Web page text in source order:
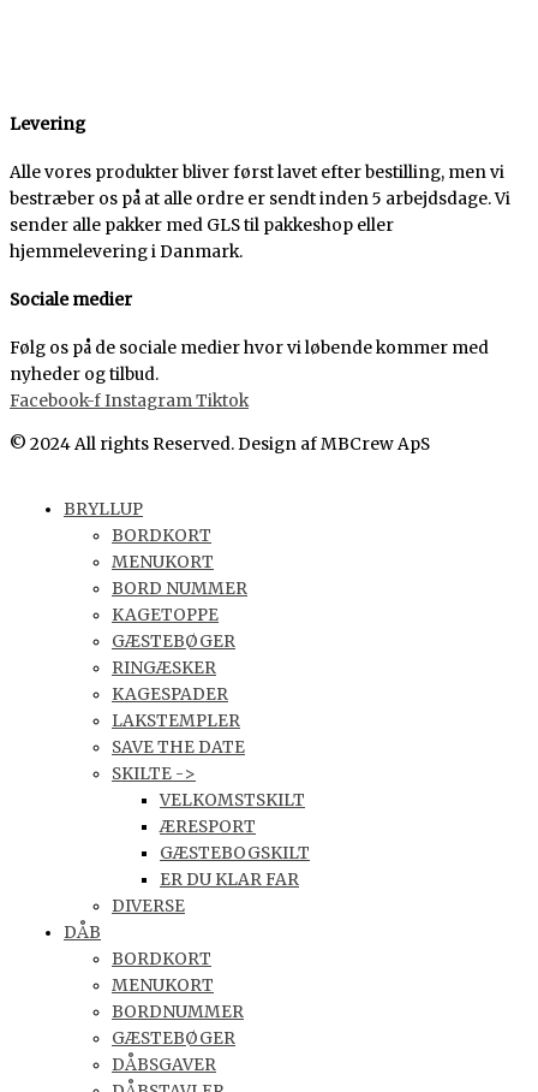
Levering
Alle vores produkter bliver først lavet efter bestilling, men vi
bestræber os på at alle ordre er sendt inden 5 arbejdsdage. Vi
sender alle pakker med GLS til pakkeshop eller
hjemmelevering i Danmark.
Sociale medier
Følg os på de sociale medier hvor vi løbende kommer med
nyheder og tilbud.
Facebook-fInstagramTiktok
© 2024 All rights Reserved. Design af MBCrew ApS
BRYLLUP
BORDKORT
MENUKORT
BORD NUMMER
KAGETOPPE
GÆSTEBØGER
RINGÆSKER
KAGESPADER
LAKSTEMPLER
SAVE THE DATE
SKILTE ->
VELKOMSTSKILT
ÆRESPORT
GÆSTEBOGSKILT
ER DU KLAR FAR
DIVERSE
DÅB
BORDKORT
MENUKORT
BORDNUMMER
GÆSTEBØGER
DÅBSGAVER